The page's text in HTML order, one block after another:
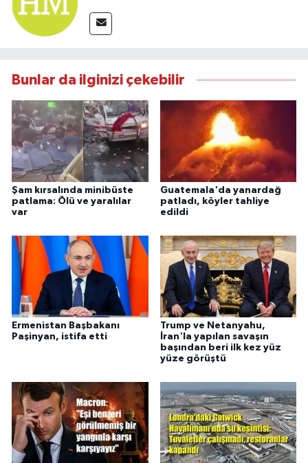
Bunlar da ilginizi çekebilir
Şam kırsalında minibüste
patlama: Ölü ve yaralılar
var
Guatemala'da yanardağ
patladı, köyler tahliye
edildi
Ermenistan Başbakanı
Paşinyan, istifa etti
Trump ve Netanyahu,
İran'la yapılan savaşın
başından beri ilk kez yüz
yüze görüştü